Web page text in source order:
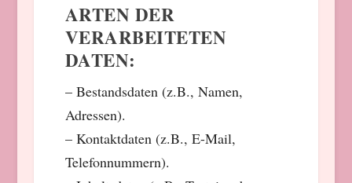
ARTEN DER
VERARBEITETEN
DATEN:
– Bestandsdaten (z.B., Namen,
Adressen).
– Kontaktdaten (z.B., E-Mail,
Telefonnummern).